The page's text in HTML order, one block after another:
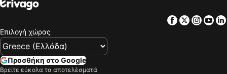
Gradisca d'Isonzo, luxury hotels
Buttrio, luxury hotels
Palazzolo dello Stella, luxury hotels
Eraclea Mare, luxury hotels
Azzano Decimo, luxury hotels
Facebook
Twitter
Επιλογή χώρας
Προσθήκη στο Google
Βρείτε εύκολα τα αποτελέσματά